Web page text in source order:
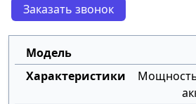
Заказать звонок